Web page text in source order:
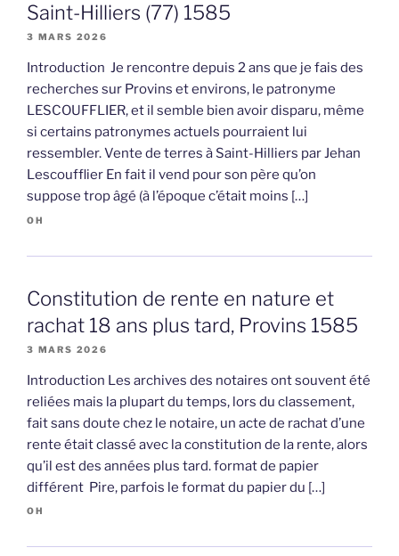
Saint-Hilliers (77) 1585
3 MARS 2026
Introduction Je rencontre depuis 2 ans que je fais des
recherches sur Provins et environs, le patronyme
LESCOUFFLIER, et il semble bien avoir disparu, même
si certains patronymes actuels pourraient lui
ressembler. Vente de terres à Saint-Hilliers par Jehan
Lescoufflier En fait il vend pour son père qu’on
suppose trop âgé (à l’époque c’était moins […]
OH
Constitution de rente en nature et
rachat 18 ans plus tard, Provins 1585
3 MARS 2026
Introduction Les archives des notaires ont souvent été
reliées mais la plupart du temps, lors du classement,
fait sans doute chez le notaire, un acte de rachat d’une
rente était classé avec la constitution de la rente, alors
qu’il est des années plus tard. format de papier
différent Pire, parfois le format du papier du […]
OH